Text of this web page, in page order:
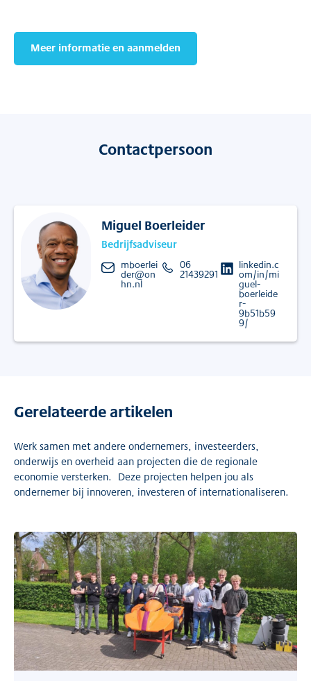
Meer informatie en aanmelden
Contactpersoon
Miguel Boerleider
Bedrijfsadviseur
mboerlei
der@on
hn.nl
06
21439291
linkedin.c
om/in/mi
guel-
boerleide
r-
9b51b59
9/
Gerelateerde artikelen
Werk samen met andere ondernemers, investeerders,
onderwijs en overheid aan projecten die de regionale
economie versterken. Deze projecten helpen jou als
ondernemer bij innoveren, investeren of internationaliseren.